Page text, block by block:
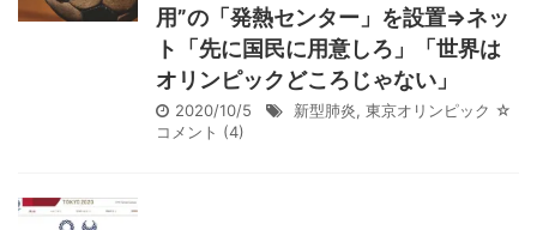
用”の「発熱センター」を設置⇒ネッ
ト「先に国民に用意しろ」「世界は
オリンピックどころじゃない」
2020/10/5 新型肺炎, 東京オリンピック ☆
コメント (4)